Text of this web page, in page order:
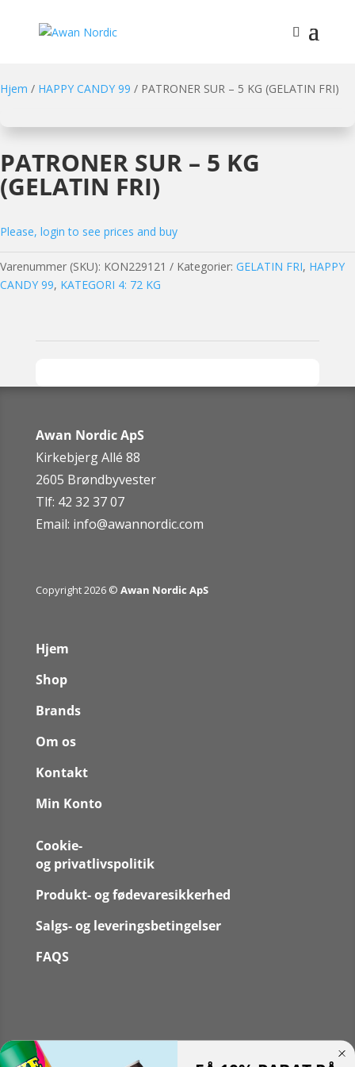
Hjem / HAPPY CANDY 99 / PATRONER SUR – 5 KG (GELATIN FRI)
PATRONER SUR – 5 KG
(GELATIN FRI)
Please, login to see prices and buy
Varenummer (SKU): KON229121 Kategorier: GELATIN FRI, HAPPY
CANDY 99, KATEGORI 4: 72 KG
Awan Nordic ApS
Kirkebjerg Allé 88
2605 Brøndbyvester
Tlf: 42 32 37 07
Email: info@awannordic.com
Copyright 2026 © Awan Nordic ApS
Hjem
Shop
Brands
Om os
Kontakt
Min Konto
Cookie-
og privatlivspolitik
Produkt- og fødevaresikkerhed
Salgs- og leveringsbetingelser
FAQS